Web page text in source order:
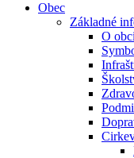
Obec
Základné
O obci